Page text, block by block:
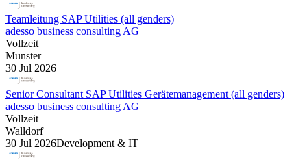
Teamleitung SAP Utilities (all genders)
adesso business consulting AG
Vollzeit
Munster
30 Jul 2026
Senior Consultant SAP Utilities Gerätemanagement (all genders)
adesso business consulting AG
Vollzeit
Walldorf
30 Jul 2026Development & IT